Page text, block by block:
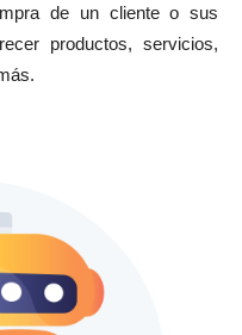
de un cliente o sus
productos, servicios,